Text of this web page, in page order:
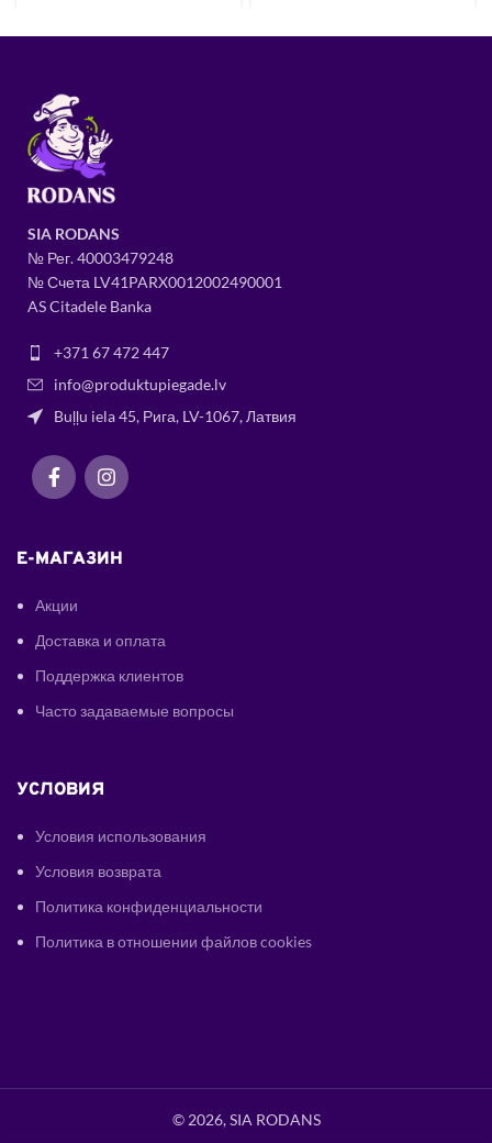
SIA RODANS
№ Рег.40003479248
№ Счета LV41PARX0012002490001
AS Citadele Banka
+371 67 472 447
info@produktupiegade.lv
Buļļu iela 45, Рига, LV-1067, Латвия
E-МАГАЗИН
Акции
Доставка и оплата
Поддержка клиентов
Часто задаваемые вопросы
УСЛОВИЯ
Условия использования
Условия возврата
Политика конфиденциальности
Политика в отношении файлов cookies
© 2026, SIA RODANS